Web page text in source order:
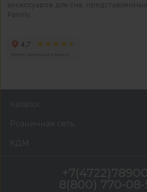
аксессуаров для сна,
Family.
Каталог
Розничная сеть
КДМ
8(800) 770-